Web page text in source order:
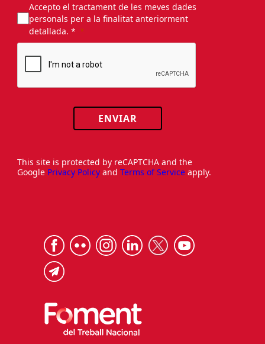
Accepto el tractament de les meves dades
personals per a la finalitat anteriorment
detallada. *
ENVIAR
This site is protected by reCAPTCHA and the
Google Privacy Policy and Terms of Service apply.